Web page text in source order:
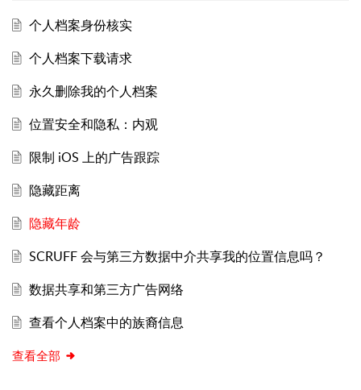
个人档案身份核实
个人档案下载请求
永久删除我的个人档案
位置安全和隐私：内观
限制 iOS 上的广告跟踪
隐藏距离
隐藏年龄
SCRUFF 会与第三方数据中介共享我的位置信息吗？
数据共享和第三方广告网络
查看个人档案中的族裔信息
查看全部